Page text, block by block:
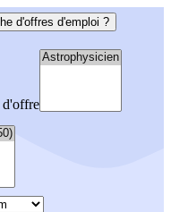
d'offres d'emploi ?
d'offre